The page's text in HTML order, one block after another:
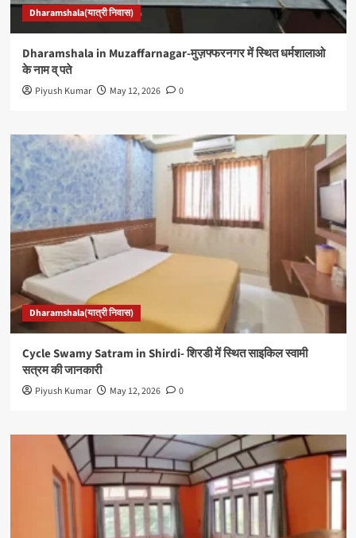
Dharamshala(यात्री निवास)
Dharamshala in Muzaffarnagar-मुज़फ्फरनगर में स्थित धर्मशालाओ
के नाम व् पते
Piyush Kumar May 12, 2026 0
Dharamshala(यात्री निवास)
Cycle Swamy Satram in Shirdi- शिरडी में स्थित साइकिल स्वामी
सत्रम की जानकारी
Piyush Kumar May 12, 2026 0